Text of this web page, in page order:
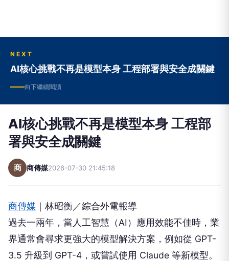
NEXT
AI核心挑戰不再是模型本身 工程部署與安全成關鍵
向下繼續閱讀
AI核心挑戰不再是模型本身 工程部
署與安全成關鍵
商 商傳媒2026-07-30 21:45:18
商傳媒 ｜林昭衡／綜合外電報導
過去一兩年，當人工智慧（AI）應用效能不佳時，業
界通常會尋求更強大的模型解決方案，例如從 GPT-
3.5 升級到 GPT-4，或嘗試使用 Claude 等新模型。